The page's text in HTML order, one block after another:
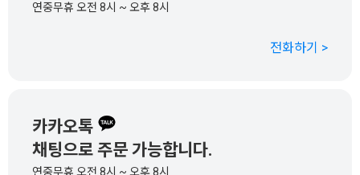
연중무휴 오전 8시 ~ 오후 8시
전화하기 >
카카오톡
채팅으로 주문 가능합니다.
연중무휴 오전 8시 ~ 오후 8시